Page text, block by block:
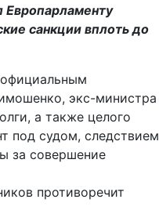
Европарламенту
санкции вплоть до
экс-министра
а также целого
под судом, следствием
за совершение
противоречит